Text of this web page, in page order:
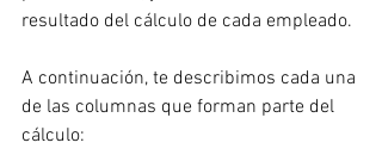
resultado del cálculo de cada empleado.
A continuación, te describimos cada una
de las columnas que forman parte del
cálculo: